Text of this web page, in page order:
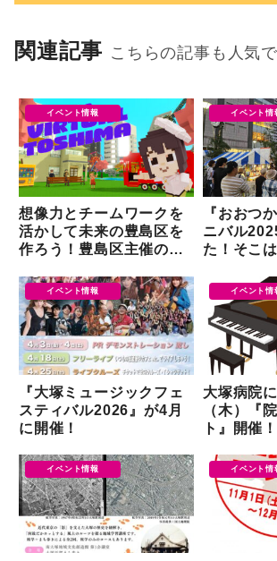
関連記事 こちらの記事も人気で
イベント情報
想像力とチームワークを
活かして未来の豊島区を
作ろう！豊島区主催の
ーム制作体験
イベント情
『おおつ
ニバル
た！そこ
イベント情報
『大塚ミュージックフェ
スティバル2026』が4月
に開催！
イベント情
大塚病院
（木）『
ト』開催
イベント情報 イベント情